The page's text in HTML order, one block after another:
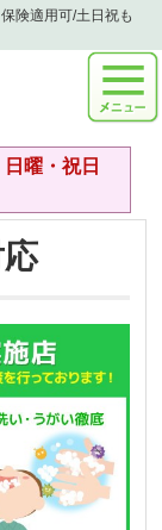
険適用可/土日祝も
曜・祝日